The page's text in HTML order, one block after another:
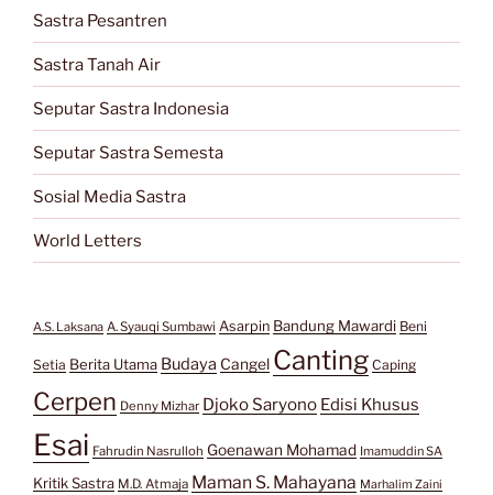
Sastra Pesantren
Sastra Tanah Air
Seputar Sastra Indonesia
Seputar Sastra Semesta
Sosial Media Sastra
World Letters
A.S. Laksana A. Syauqi Sumbawi Asarpin Bandung Mawardi Beni
Setia Berita Utama Budaya Cangel Canting Caping
Cerpen Denny Mizhar Djoko Saryono Edisi Khusus
Esai Fahrudin Nasrulloh Goenawan Mohamad Imamuddin SA
Kritik Sastra M.D. Atmaja Maman S. Mahayana Marhalim Zaini